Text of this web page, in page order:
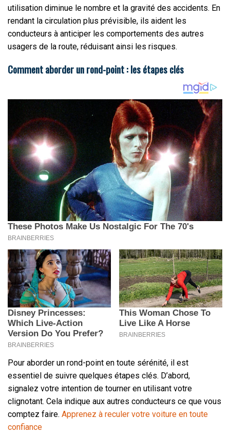
utilisation diminue le nombre et la gravité des accidents. En
rendant la circulation plus prévisible, ils aident les
conducteurs à anticiper les comportements des autres
usagers de la route, réduisant ainsi les risques.
Comment aborder un rond-point : les étapes clés
Pour aborder un rond-point en toute sérénité, il est
essentiel de suivre quelques étapes clés. D’abord,
signalez votre intention de tourner en utilisant votre
clignotant. Cela indique aux autres conducteurs ce que vous
comptez faire. Apprenez à reculer votre voiture en toute
confiance